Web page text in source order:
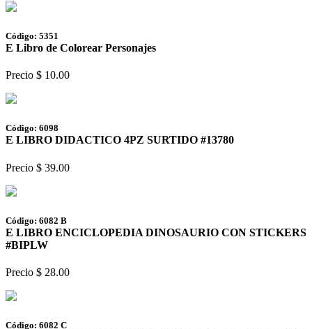
Código: 5351
E Libro de Colorear Personajes
Precio $ 10.00
Código: 6098
E LIBRO DIDACTICO 4PZ SURTIDO #13780
Precio $ 39.00
Código: 6082 B
E LIBRO ENCICLOPEDIA DINOSAURIO CON STICKERS
#BIPLW
Precio $ 28.00
Código: 6082 C